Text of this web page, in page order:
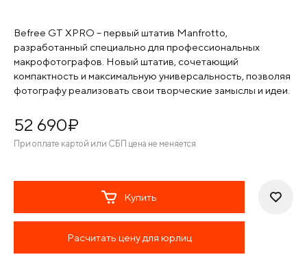
Befree GT XPRO – первый штатив Manfrotto,
разработанный специально для профессиональных
макрофотографов. Новый штатив, сочетающий
компактность и максимальную универсальность, позволяя
фотографу реализовать свои творческие замыслы и идеи.
52 690¤
При оплате картой или СБП цена не меняется
Купить
Расчитать цену для юрлиц